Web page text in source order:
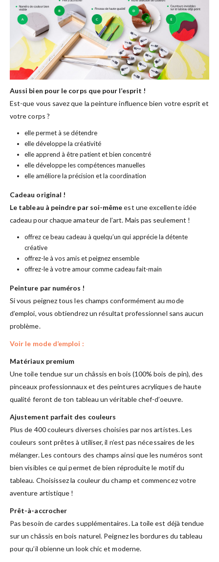
Aussi bien pour le corps que pour l’esprit !
Est-que vous savez que la peinture influence bien votre esprit et
votre corps ?
elle permet à se détendre
elle développe la créativité
elle apprend à être patient et bien concentré
elle développe les compétences manuelles
elle améliore la précision et la coordination
Cadeau original !
Le tableau à peindre par soi-mêmeest une excellente idée
cadeau pour chaque amateur de l’art. Mais pas seulement !
offrez ce beau cadeau à quelqu’un qui apprécie la détente
créative
offrez-le à vos amis et peignez ensemble
offrez-le à votre amour comme cadeau fait-main
Peinture par numéros !
Si vous peignez tous les champs conformément au mode
d’emploi, vous obtiendrez un résultat professionnel sans aucun
problème.
Voir le mode d’emploi :
Matériaux premium
Une toile tendue sur un châssis en bois (100% bois de pin), des
pinceaux professionnaux et des peintures acryliques de haute
qualité feront de ton tableau un véritable chef-d’oeuvre.
Ajustement parfait des couleurs
Plus de 400 couleurs diverses choisies par nos artistes. Les
couleurs sont prêtes à utiliser, il n’est pas nécessaires de les
mélanger. Les contours des champs ainsi que les numéros sont
bien visibles ce qui permet de bien réproduite le motif du
tableau. Choisissez la couleur du champ et commencez votre
aventure artistique !
Prêt-à-accrocher
Pas besoin de cardes supplémentaires. La toile est déjà tendue
sur un châssis en bois naturel. Peignez les bordures du tableau
pour qu’il obienne un look chic et moderne.